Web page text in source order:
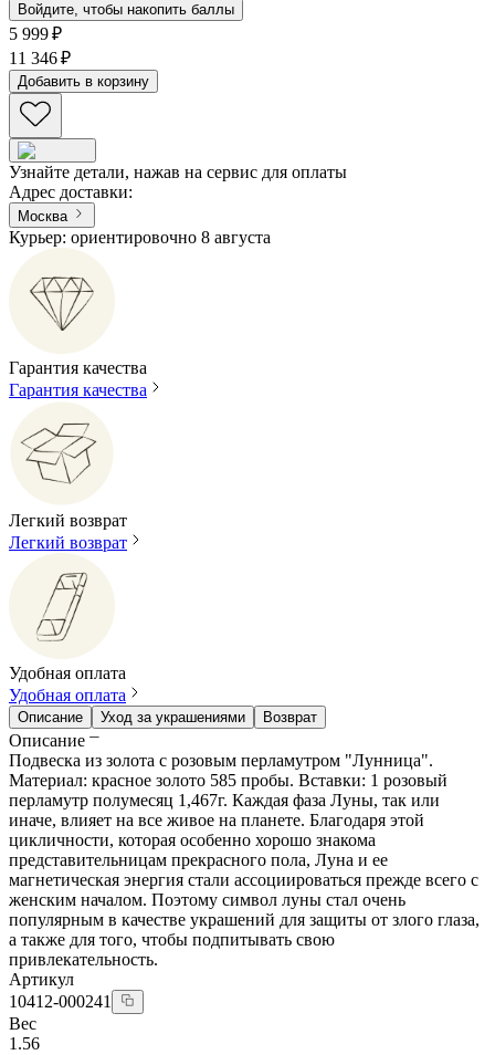
Войдите, чтобы накопить баллы
5 999 ₽
11 346 ₽
Добавить в корзину
Узнайте детали, нажав на сервис для оплаты
Адрес доставки:
Москва
Курьер: ориентировочно 8 августа
Гарантия качества
Гарантия качества
Легкий возврат
Легкий возврат
Удобная оплата
Удобная оплата
Описание Уход за украшениями Возврат
Описание
Подвеска из золота с розовым перламутром "Лунница".
Материал: красное золото 585 пробы. Вставки: 1 розовый
перламутр полумесяц 1,467г. Каждая фаза Луны, так или
иначе, влияет на все живое на планете. Благодаря этой
цикличности, которая особенно хорошо знакома
представительницам прекрасного пола, Луна и ее
магнетическая энергия стали ассоциироваться прежде всего с
женским началом. Поэтому символ луны стал очень
популярным в качестве украшений для защиты от злого глаза,
а также для того, чтобы подпитывать свою
привлекательность.
Артикул
10412-000241
Вес
1.56